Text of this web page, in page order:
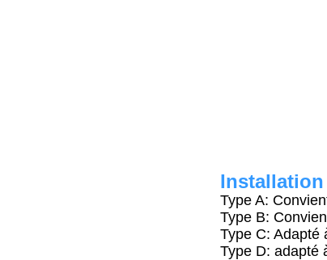
Installation
Type A:
Type B:
Type C: Adapté
Type D: adapté